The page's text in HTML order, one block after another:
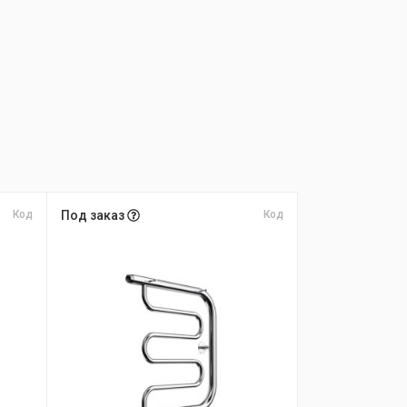
Код Под заказ Код